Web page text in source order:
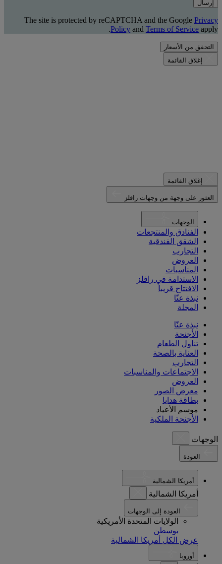
إرسال
The site is protected by reCAPTCHA and the Google Privacy
Policy and Terms of Service apply.
التحقق من الأسعار
إغلاق القائمة
إغلاق القائمة
العثور على وجهة من وجهات رافلز
الوجهات
الفنادق والمنتجعات
الشقق الفندقية
التجارب
العروض
المناسبات
الاستدامة في رافلز
الافتتاح قريباً
نبذة عنّا
المجلة
نبذة عنّا
الأجنحة
تناول الطعام
العناية بالصحة
التجارب
الاجتماعات والمناسبات
العروض
معرض الصور
بطاقة هدايا
موسم الأعياد
الأجنحة الملكية
الوجهات
أمريكا الشمالية
أمريكا الشمالية
الولايات المتحدة الأمريكية
بوسطن
عرض الكل أمريكا الشمالية
أوروبا